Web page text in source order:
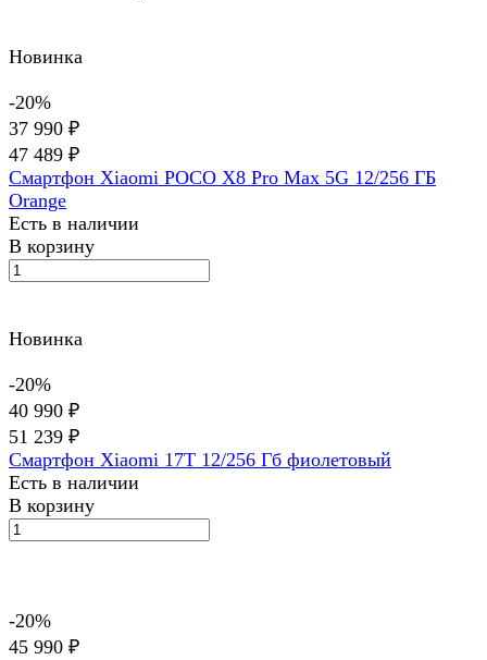
Новинка
-20%
37 990 ₽
47 489 ₽
Смартфон Xiaomi POCO X8 Pro Max 5G 12/256 ГБ
Orange
Есть в наличии
В корзину
Новинка
-20%
40 990 ₽
51 239 ₽
Смартфон Xiaomi 17T 12/256 Гб фиолетовый
Есть в наличии
В корзину
-20%
45 990 ₽